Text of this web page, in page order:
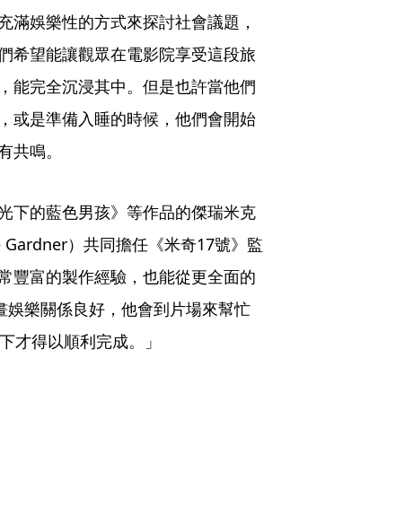
滿娛樂性的方式來探討社會議題，
希望能讓觀眾在電影院享受這段旅
能完全沉浸其中。但是也許當他們
或是準備入睡的時候，他們會開始
鳴。
下的藍色男孩》等作品的傑瑞米克
）共同擔任《米奇17號》監
豐富的製作經驗，也能從更全面的
樂關係良好，他會到片場來幫忙
才得以順利完成。」